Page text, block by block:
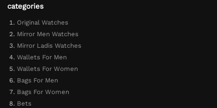
categories
Original Watches
Mirror Men Watches
Mirror Ladis Watches
Wallets For Men
Wallets For Women
Bags For Men
Bags For Women
Bets